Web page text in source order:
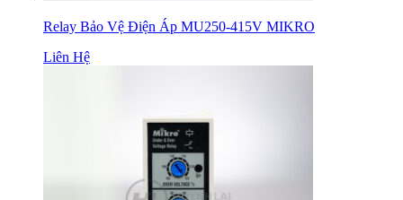
Relay Bảo Vệ Điện Áp MU250-415V MIKRO
Liên Hệ